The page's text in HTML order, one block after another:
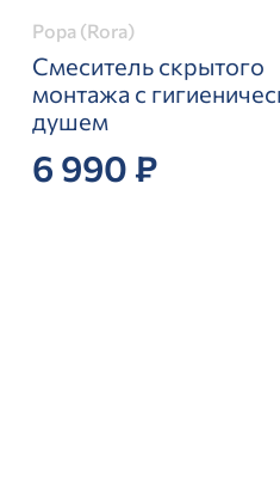
Рора (Rora)
Смеситель скрытого
монтажа с
душем
6 990 ₽